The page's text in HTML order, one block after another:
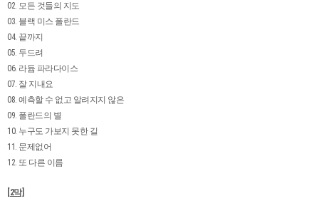
02. 모든 것들의 지도
03. 블랙 미스 폴란드
04. 끝까지
05. 두드려
06. 라듐 파라다이스
07. 잘 지내요
08. 예측할 수 없고 알려지지 않은
09. 폴란드의 별
10. 누구도 가보지 못한 길
11. 문제없어
12. 또 다른 이름
[2막]